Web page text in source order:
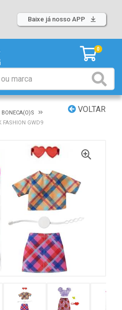
Baixe já nosso APP
0
VOLTAR
BONECA(O)S
FASHION GWD9